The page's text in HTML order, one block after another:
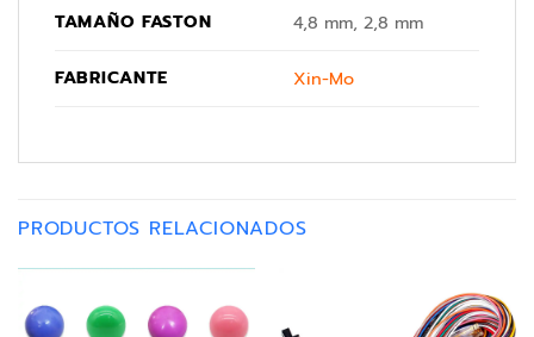
TAMAÑO FASTON
4,8 mm, 2,8 mm
FABRICANTE Xin-Mo
PRODUCTOS RELACIONADOS